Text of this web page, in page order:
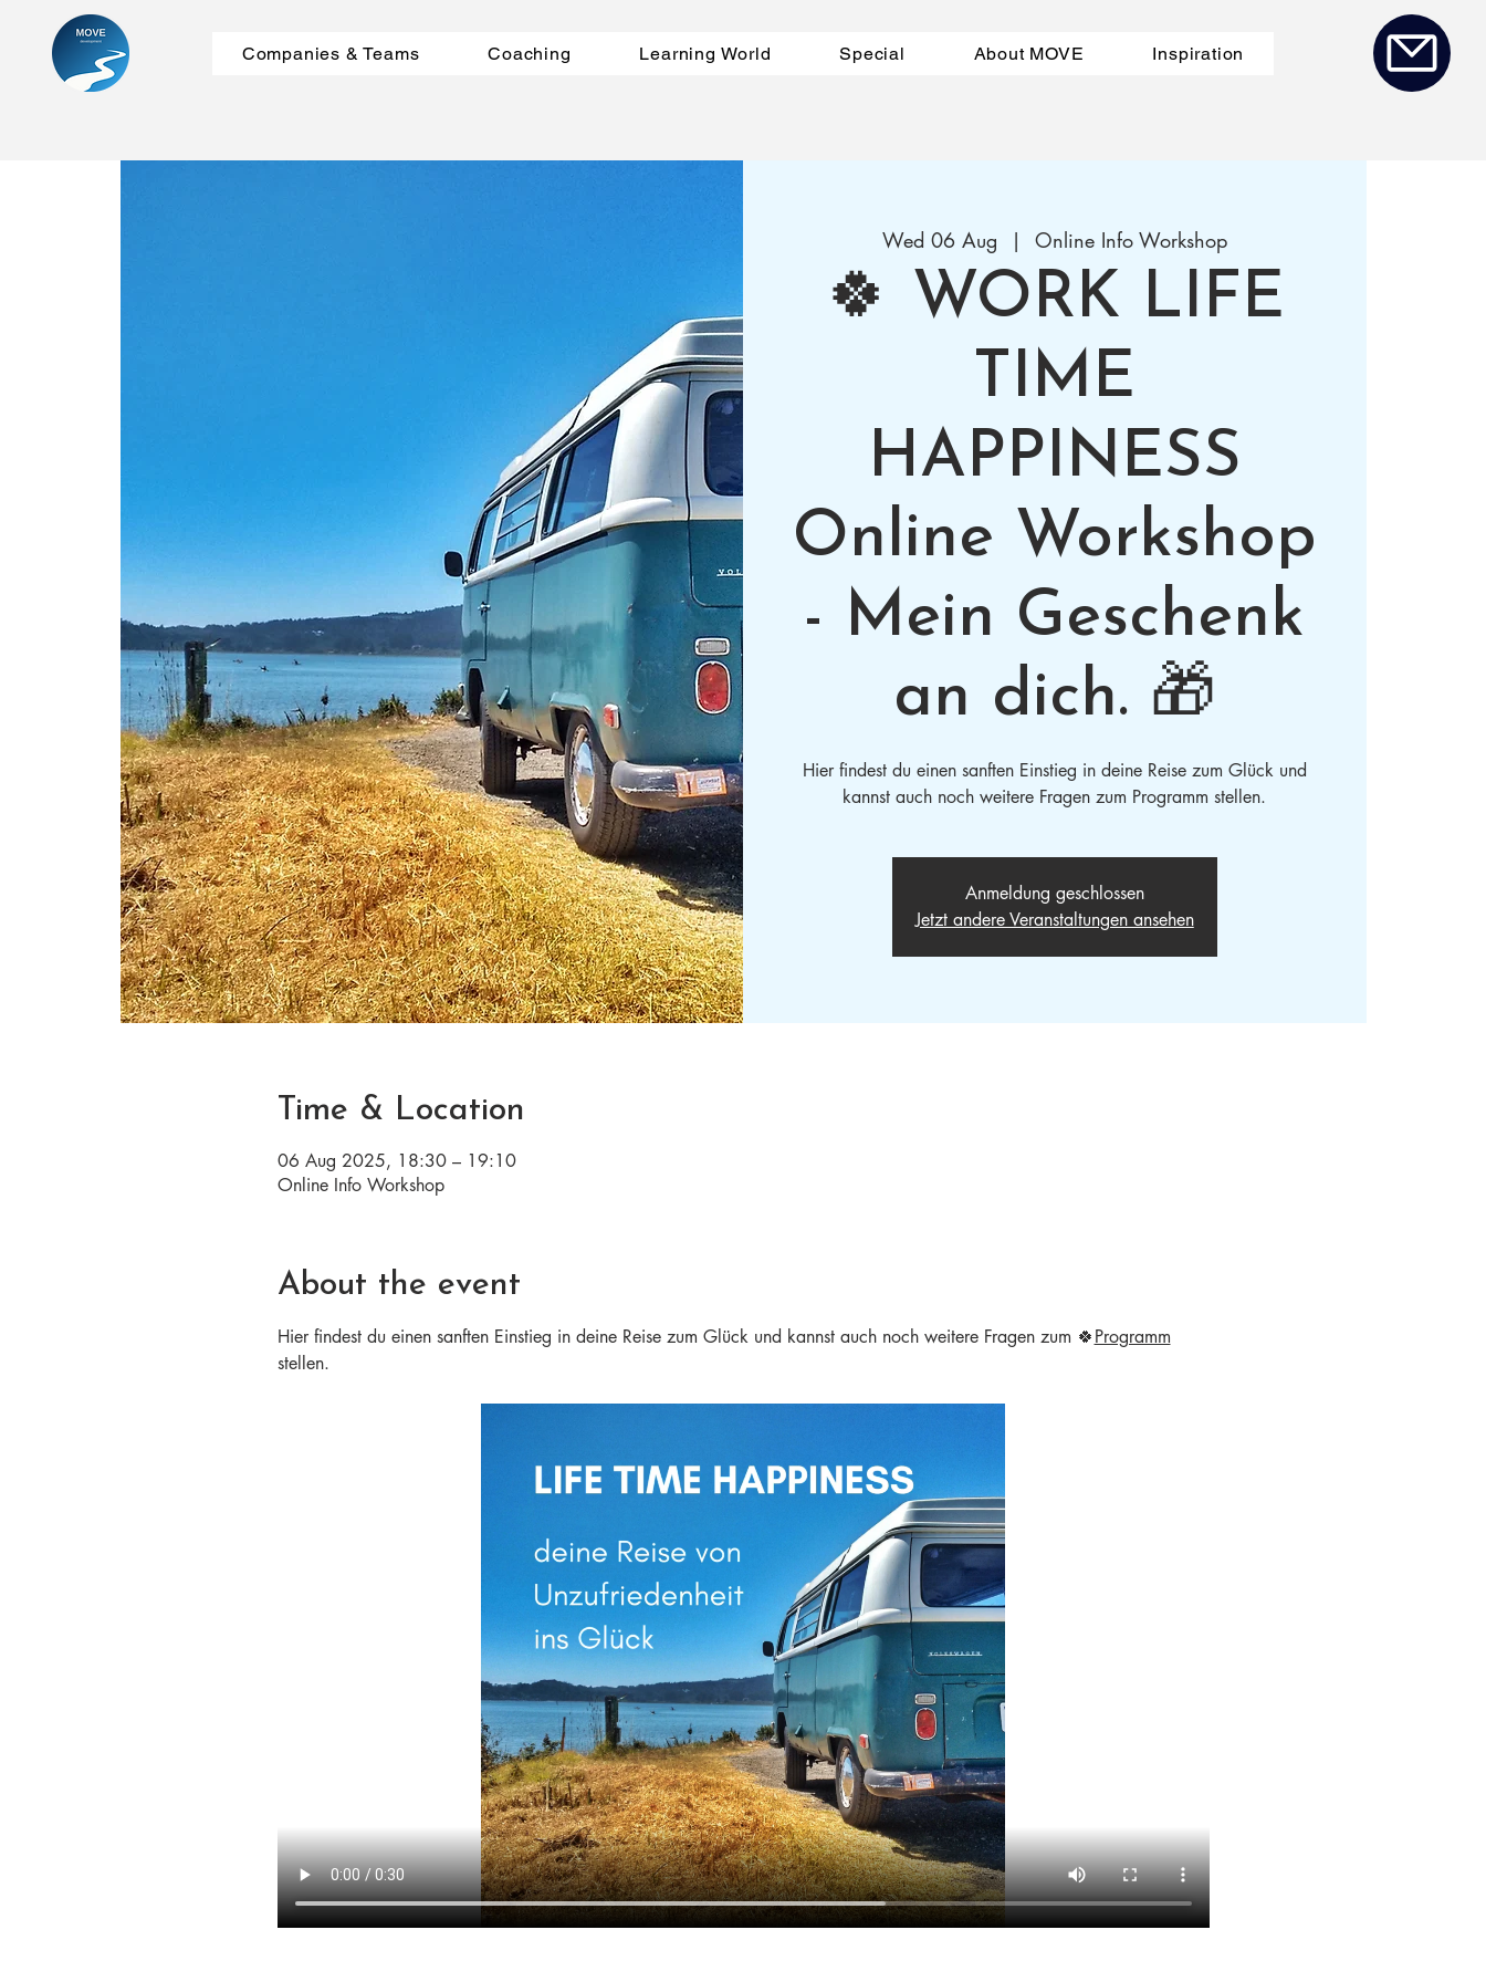
Companies & Teams Coaching Learning World Special About MOVE Inspiration
Wed 06 Aug
  |
Online Info Workshop
🍀 WORK LIFE
TIME
HAPPINESS
Online Workshop
- Mein Geschenk
an dich. 🎁
Hier findest du einen sanften Einstieg in deine Reise zum Glück und
kannst auch noch weitere Fragen zum Programm stellen.
Anmeldung geschlossen
Jetzt andere Veranstaltungen ansehen
Time & Location
06 Aug 2025, 18:30 – 19:10
Online Info Workshop
About the event
Hier findest du einen sanften Einstieg in deine Reise zum Glück und kannst auch noch weitere Fragen zum 🍀Programm
stellen.